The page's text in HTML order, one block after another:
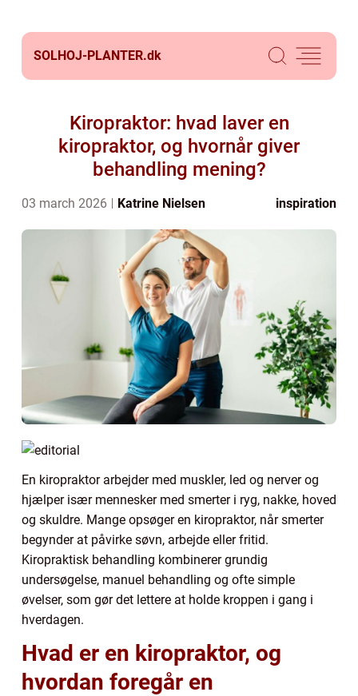
SOLHOJ-PLANTER.dk
Kiropraktor: hvad laver en
kiropraktor, og hvornår giver
behandling mening?
03 march 2026 Katrine Nielsen inspiration
En kiropraktor arbejder med muskler, led og nerver og
hjælper især mennesker med smerter i ryg, nakke, hoved
og skuldre. Mange opsøger en kiropraktor, når smerter
begynder at påvirke søvn, arbejde eller fritid.
Kiropraktisk behandling kombinerer grundig
undersøgelse, manuel behandling og ofte simple
øvelser, som gør det lettere at holde kroppen i gang i
hverdagen.
Hvad er en kiropraktor, og
hvordan foregår en